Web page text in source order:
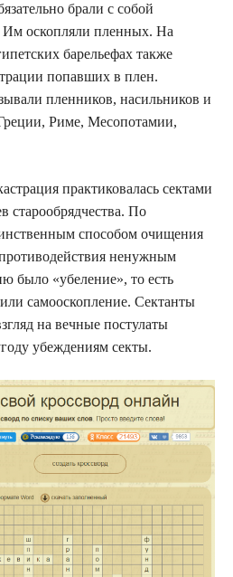
брали с собой
оскопляли пленных. На
барельефах также
попавших в плен.
пленников, насильников и
Риме, Месопотамии,
практиковалась сектами
По
способом очищения
ненужным
было «убеление», то есть
или самооскопление. Сектанты
на вечные постулаты
убеждениям секты.